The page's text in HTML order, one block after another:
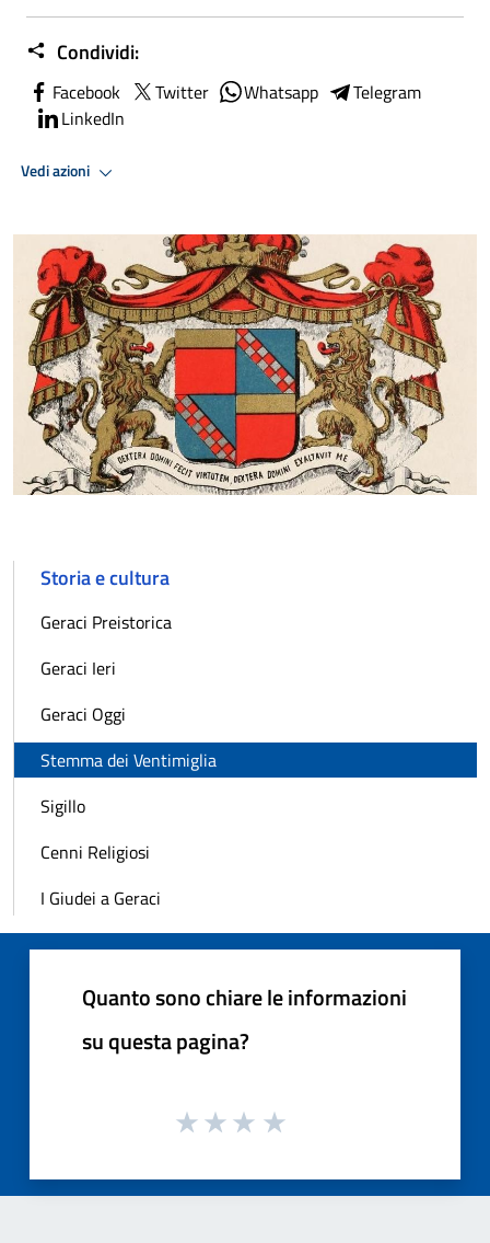
Condividi:
Facebook Twitter Whatsapp
Telegram
LinkedIn
Vedi azioni
Storia e cultura
Geraci Preistorica
Geraci Ieri
Geraci Oggi
Stemma dei Ventimiglia
Sigillo
Cenni Religiosi
I Giudei a Geraci
Quanto sono chiare le informazioni
su questa pagina?